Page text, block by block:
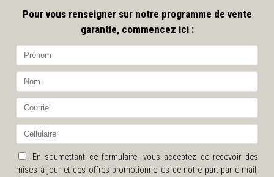
Pour vous renseigner sur notre programme de vente
garantie, commencez ici :
En soumettant ce formulaire, vous acceptez de recevoir des
mises à jour et des offres promotionnelles de notre part par e-mail,